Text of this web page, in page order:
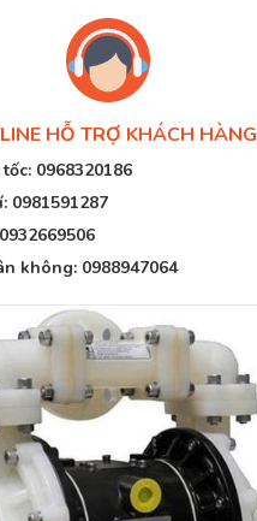
HỖ TRỢ KHÁCH HÀNG
0968320186
0981591287
không: 0988947064